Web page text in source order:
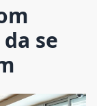
se